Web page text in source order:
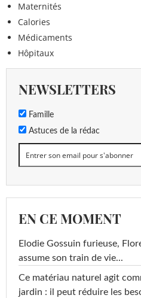
Maternités
Calories
Médicaments
Hôpitaux
NEWSLETTERS
Famille
Astuces de la rédac
EN CE MOMENT
Elodie Gossuin furieuse,
assume son train de vie...
Ce matériau naturel agit
jardin : il peut réduire les